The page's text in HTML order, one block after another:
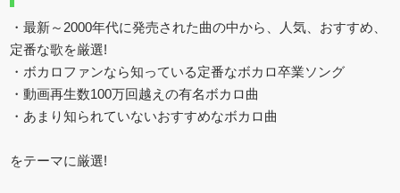
・最新～2000年代に発売された曲の中から、人気、おすすめ、
定番な歌を厳選!
・ボカロファンなら知っている定番なボカロ卒業ソング
・動画再生数100万回越えの有名ボカロ曲
・あまり知られていないおすすめなボカロ曲
をテーマに厳選!